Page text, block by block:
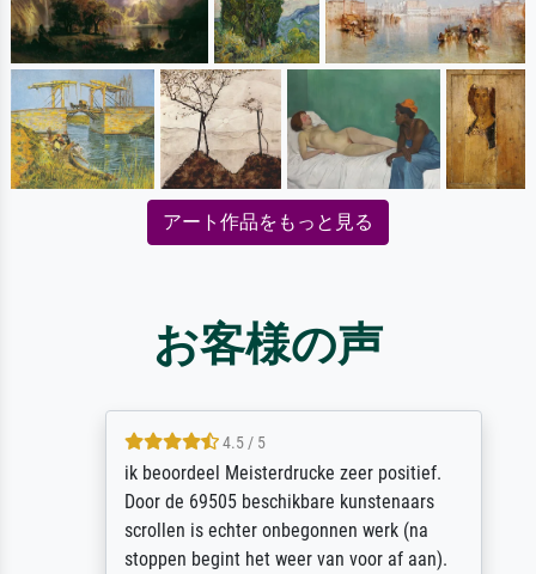
アート作品をもっと見る
お客様の声
4.5 / 5
ik beoordeel Meisterdrucke zeer positief.
Door de 69505 beschikbare kunstenaars
scrollen is echter onbegonnen werk (na
stoppen begint het weer van voor af aan).